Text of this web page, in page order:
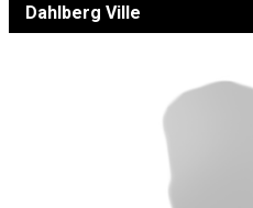
Dahlberg Ville